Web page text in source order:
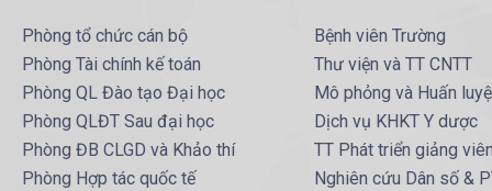
Phòng tổ chức cán bộ
Phòng Tài chính kế toán
Phòng QL Đào tạo Đại học
Phòng QLĐT Sau đại học
Phòng ĐB CLGD và Khảo thí
Phòng Hợp tác quốc tế
Bệnh viên Trường
Thư viện và TT CNTT
Mô phỏng và Huấn
Dịch vụ KHKT Y dược
TT Phát triển giảng
Nghiên cứu Dân số &